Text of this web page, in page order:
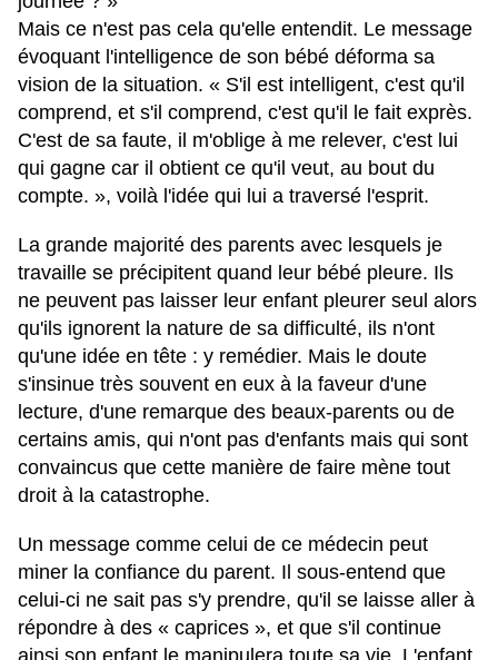
Mais ce n'est pas cela qu'elle entendit. Le message
évoquant l'intelligence de son bébé déforma sa
vision de la situation. « S'il est intelligent, c'est qu'il
comprend, et s'il comprend, c'est qu'il le fait exprès.
C'est de sa faute, il m'oblige à me relever, c'est lui
qui gagne car il obtient ce qu'il veut, au bout du
compte. », voilà l'idée qui lui a traversé l'esprit.
La grande majorité des parents avec lesquels je
travaille se précipitent quand leur bébé pleure. Ils
ne peuvent pas laisser leur enfant pleurer seul alors
qu'ils ignorent la nature de sa difficulté, ils n'ont
qu'une idée en tête : y remédier. Mais le doute
s'insinue très souvent en eux à la faveur d'une
lecture, d'une remarque des beaux-parents ou de
certains amis, qui n'ont pas d'enfants mais qui sont
convaincus que cette manière de faire mène tout
droit à la catastrophe.
Un message comme celui de ce médecin peut
miner la confiance du parent. Il sous-entend que
celui-ci ne sait pas s'y prendre, qu'il se laisse aller à
répondre à des « caprices », et que s'il continue